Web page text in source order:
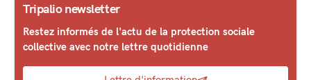
Tripalio newsletter
Restez informés de l'actu de la protection sociale
collective avec notre lettre quotidienne